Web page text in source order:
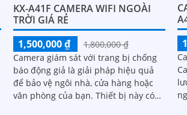
KX-A41F CAMERA WIFI NGOÀI
TRỜI GIÁ RẺ
1,500,000 ₫
1,800,000 ₫
Camera giám sát với trang bị chống
báo động giả là giải pháp hiệu quả
để bảo vệ ngôi nhà, cửa hàng hoặc
văn phòng của bạn. Thiết bị này có